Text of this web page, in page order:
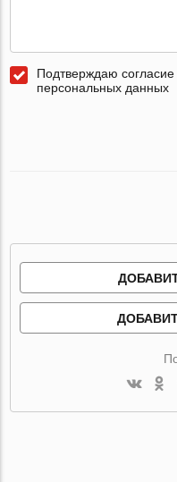
Подтверждаю
персональных данных